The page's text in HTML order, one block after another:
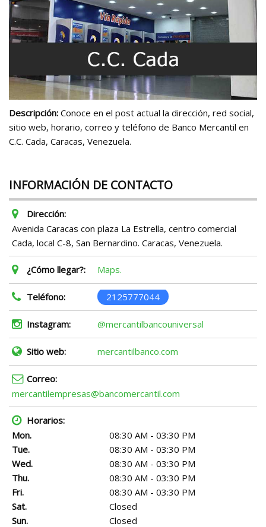
Descripción: Conoce en el post actual la dirección, red social,
sitio web, horario, correo y teléfono de Banco Mercantil en
C.C. Cada, Caracas, Venezuela.
INFORMACIÓN DE CONTACTO
Dirección:
Avenida Caracas con plaza La Estrella, centro comercial
Cada, local C-8, San Bernardino. Caracas, Venezuela.
¿Cómo llegar?: Maps.
Teléfono: 2125777044
Instagram: @mercantilbancouniversal
Sitio web: mercantilbanco.com
Correo:
mercantilempresas@bancomercantil.com
Horarios:
Mon.
08:30 AM - 03:30 PM
Tue.
08:30 AM - 03:30 PM
Wed.
08:30 AM - 03:30 PM
Thu.
08:30 AM - 03:30 PM
Fri.
08:30 AM - 03:30 PM
Sat.
Closed
Sun.
Closed